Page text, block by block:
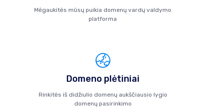
Mėgaukitės mūsų puikia domenų vardų valdymo
platforma
Domeno plėtiniai
Rinkitės iš didžiulio domenų aukščiausio lygio
domenų pasirinkimo